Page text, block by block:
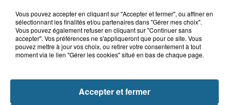
NOS AUTRES PODCASTS
Vous pouvez accepter en cliquant sur "Accepter et fermer", ou affiner en
sélectionnant les finalités et/ou partenaires dans "Gérer mes choix".
Vous pouvez également refuser en cliquant sur "Continuer sans
accepter". Vos préférences ne s'appliqueront que pour ce site. Vous
pouvez mettre à jour vos choix, ou retirer votre consentement à tout
moment via le lien "Gérer les cookies" situé en bas de chaque page.
Accepter et fermer